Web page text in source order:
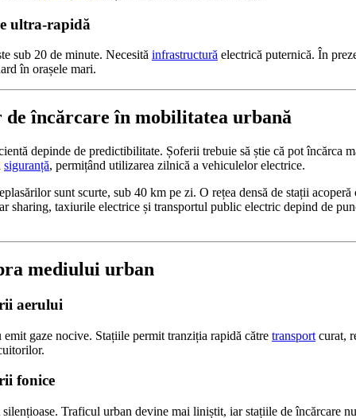
ultra-rapidă
sub 20 de minute. Necesită infrastructură electrică puternică. În
în orașele mari.
încărcare în mobilitatea urbană
depinde de predictibilitate. Șoferii trebuie să știe că pot încărca
siguranță, permițând utilizarea zilnică a vehiculelor electrice.
sunt scurte, sub 40 km pe zi. O rețea densă de stații acoperă
sharing, taxiurile electrice și transportul public electric depind de
mediului urban
aerului
gaze nocive. Stațiile permit tranziția rapidă către transport curat,
fonice
Traficul urban devine mai liniștit, iar stațiile de încărcare